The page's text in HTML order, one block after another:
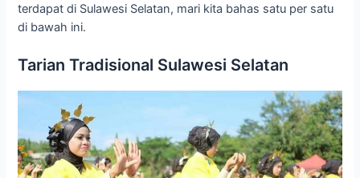
terdapat di Sulawesi Selatan, mari kita bahas satu per satu
di bawah ini.
Tarian Tradisional Sulawesi Selatan